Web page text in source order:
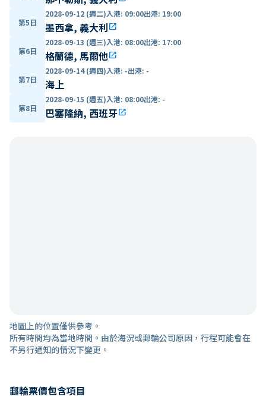
第5日
2028-09-12 (週二)入港: 09:00出港: 19:00
墨西拿, 義大利open_in_new
第6日
2028-09-13 (週三)入港: 08:00出港: 17:00
格蘭德, 馬爾他open_in_new
第7日
2028-09-14 (週四)入港: -出港: -
海上
第8日
2028-09-15 (週五)入港: 08:00出港: -
巴塞隆納, 西班牙open_in_new
地圖上的位置僅供參考。
所有時間均為當地時間。由於海況或郵輪公司原因，行程可能會在
不另行通知的情況下變更。
郵輪票價包含項目